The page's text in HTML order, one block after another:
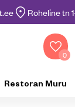
Roheline tn
0
Restoran Muru